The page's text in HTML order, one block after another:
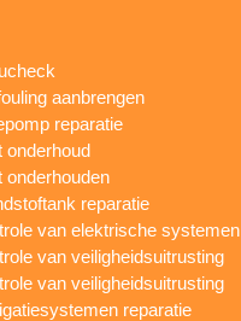
aanbrengen
reparatie
onderhoud
onderhouden
reparatie
van elektrische systemen
van veiligheidsuitrusting
van veiligheidsuitrusting
reparatie